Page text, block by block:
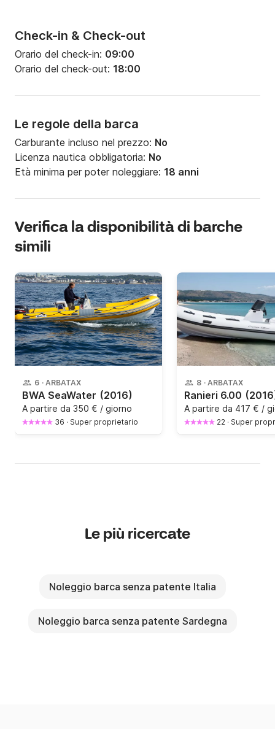
Check-in & Check-out
Orario del check-in: 09:00
Orario del check-out: 18:00
Le regole della barca
Carburante incluso nel prezzo: No
Licenza nautica obbligatoria: No
Età minima per poter noleggiare: 18 anni
Verifica la disponibilità di barche
simili
6 · ARBATAX
BWA SeaWater (2016)
A partire da 350 € / giorno
36 · Super proprietario
8 · ARBATAX
Ranieri 6.00
A partire da 417 € /
22 · Super
Le più ricercate
Noleggio barca senza patente Italia
Noleggio barca senza patente Sardegna